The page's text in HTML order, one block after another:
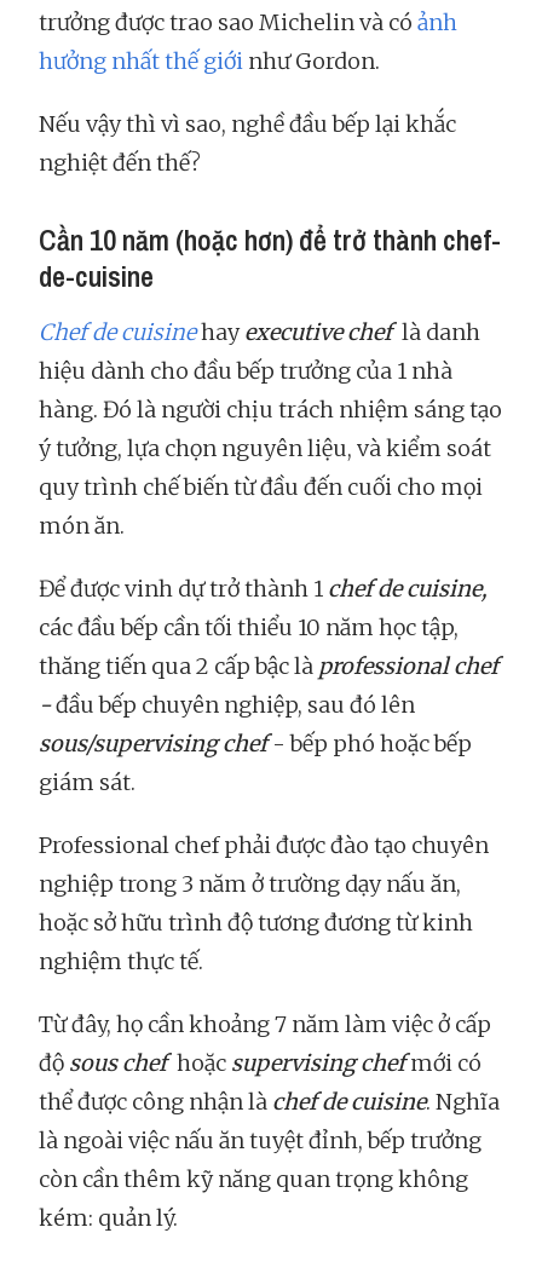
trưởng được trao sao Michelin và có ảnh
hưởng nhất thế giới như Gordon.
Nếu vậy thì vì sao, nghề đầu bếp lại khắc
nghiệt đến thế?
Cần 10 năm (hoặc hơn) để trở thành chef-
de-cuisine
Chef de cuisinehayexecutive cheflà danh
hiệu dành cho đầu bếp trưởng của 1 nhà
hàng. Đó là người chịu trách nhiệm sáng tạo
ý tưởng, lựa chọn nguyên liệu, và kiểm soát
quy trình chế biến từ đầu đến cuối cho mọi
món ăn.
Để được vinh dự trở thành 1 chef de cuisine,
các đầu bếp cần tối thiểu 10 năm học tập,
thăng tiến qua 2 cấp bậc là professional chef
-đầu bếp chuyên nghiệp, sau đó lên
sous/supervising chef- bếp phó hoặc bếp
giám sát.
Professional chef phải được đào tạo chuyên
nghiệp trong 3 năm ở trường dạy nấu ăn,
hoặc sở hữu trình độ tương đương từ kinh
nghiệm thực tế.
Từ đây, họ cần khoảng 7 năm làm việc ở cấp
độ sous chefhoặc supervising chefmới có
thể được công nhận là chef de cuisine. Nghĩa
là ngoài việc nấu ăn tuyệt đỉnh, bếp trưởng
còn cần thêm kỹ năng quan trọng không
kém: quản lý.